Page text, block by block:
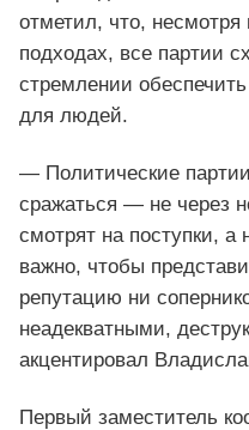
отметил, что,
подходах, все партии
стремлении
для людей.
— Политические
сражаться — не через
смотрят на поступки, а
важно, чтобы
репутацию ни
неадекватными,
акцентировал
Первый заместитель